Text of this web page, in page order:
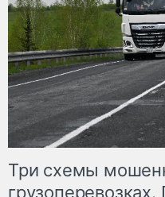
Три схемы